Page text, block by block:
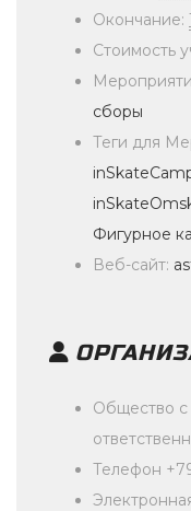
Окончание:
Стоимость
сборы
Теги для
Фигурное
Веб-сайт:
Общество с
Телефон